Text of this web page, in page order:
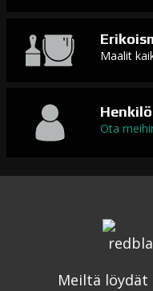
Maalit
Ota
Meiltä